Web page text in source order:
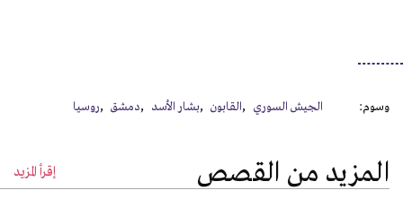
وسوم: الجيش السوري القابون بشار الأسد دمشق روسيا
المزيد من القصص إقرأ المزيد